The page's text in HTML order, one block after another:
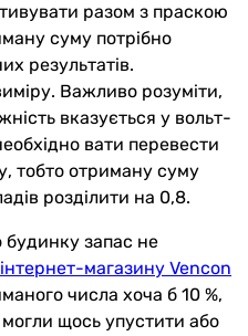
разом з праскою
суму потрібно
результатів.
Важливо розуміти,
вказується у вольт-
вати перевести
тобто отриману суму
розділити на 0,8.
будинку запас не
інтернет-магазину Vencon
числа хоча б 10 %,
щось упустити або